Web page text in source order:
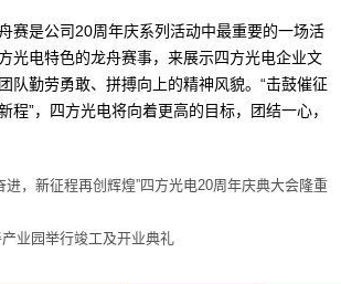
是公司20周年庆系列活动中最重要的一场活
光电特色的龙舟赛事，来展示四方光电企业文
队勤劳勇敢、拼搏向上的精神风貌。“击鼓催征
程”，四方光电将向着更高的目标，团结一心，
进，新征程再创辉煌”四方光电20周年庆典大会隆重
业园举行竣工及开业典礼